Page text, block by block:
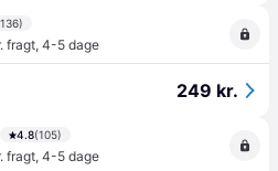
fragt, 4-5 dage
249 kr.
4.8(105)
fragt, 4-5 dage